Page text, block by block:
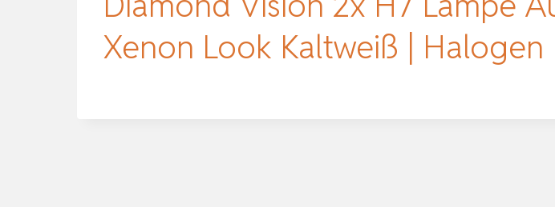
Xenon Look Kaltweiß |